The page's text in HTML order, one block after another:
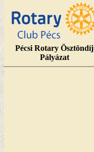
Pécsi Rotary Ösztöndíj
Pályázat